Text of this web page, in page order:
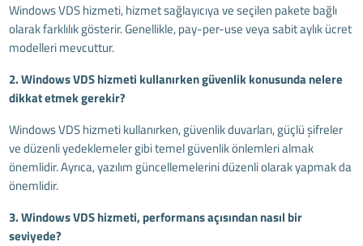
Windows VDS hizmeti, hizmet sağlayıcıya ve seçilen pakete bağlı
olarak farklılık gösterir. Genellikle, pay-per-use veya sabit aylık ücret
modelleri mevcuttur.
2. Windows VDS hizmeti kullanırken güvenlik konusunda nelere
dikkat etmek gerekir?
Windows VDS hizmeti kullanırken, güvenlik duvarları, güçlü şifreler
ve düzenli yedeklemeler gibi temel güvenlik önlemleri almak
önemlidir. Ayrıca, yazılım güncellemelerini düzenli olarak yapmak da
önemlidir.
3. Windows VDS hizmeti, performans açısından nasıl bir
seviyede?